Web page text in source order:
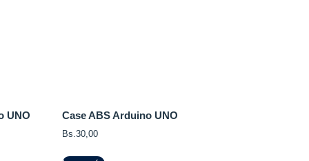
UNO Case ABS Arduino UNO
Bs.30,00